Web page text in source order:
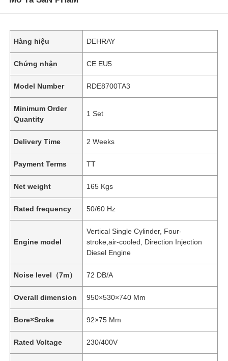
Hàng hiệu DEHRAY
Chứng nhận CE EU5
Model Number RDE8700TA3
Minimum Order
Quantity
1 Set
Delivery Time 2 Weeks
Payment Terms TT
Net weight 165 Kgs
Rated frequency 50/60 Hz
Engine model
Vertical Single Cylinder, Four-
stroke,air-cooled, Direction Injection
Diesel Engine
Noise level（7m） 72 DB/A
Overall dimension 950×530×740 Mm
Bore×Sroke 92×75 Mm
Rated Voltage 230/400V